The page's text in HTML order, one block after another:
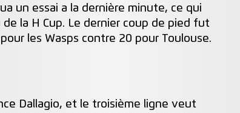
un essai a la dernière minute, ce qui
la H Cup. Le dernier coup de pied fut
les Wasps contre 20 pour Toulouse.
Dallagio, et le troisième ligne veut